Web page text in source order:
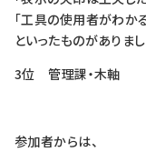
「工具の使用者がわか
といったものがありまし
3位 管理課・木軸
参加者からは、